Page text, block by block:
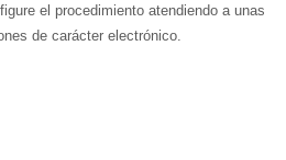
el procedimiento atendiendo a unas
de carácter electrónico.